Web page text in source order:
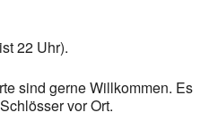
22 Uhr).
sind gerne Willkommen. Es
vor Ort.